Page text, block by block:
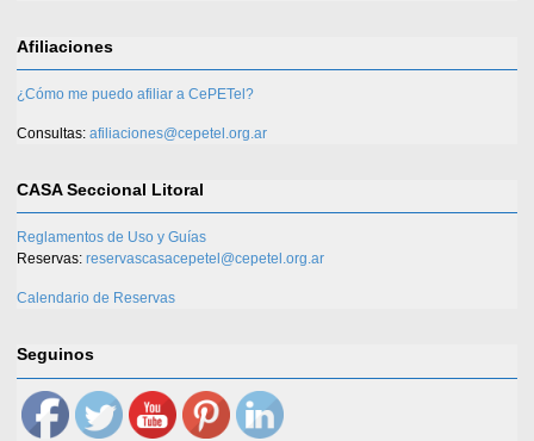
Afiliaciones
¿Cómo me puedo afiliar a CePETel?
Consultas: afiliaciones@cepetel.org.ar
CASA Seccional Litoral
Reglamentos de Uso y Guías
Reservas: reservascasacepetel@cepetel.org.ar
Calendario de Reservas
Seguinos